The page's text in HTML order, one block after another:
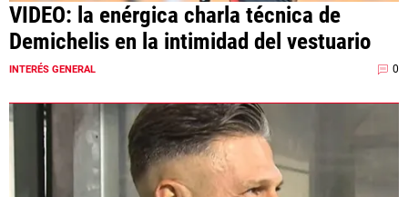
VIDEO: la enérgica charla técnica de
Demichelis en la intimidad del vestuario
INTERÉS GENERAL 0